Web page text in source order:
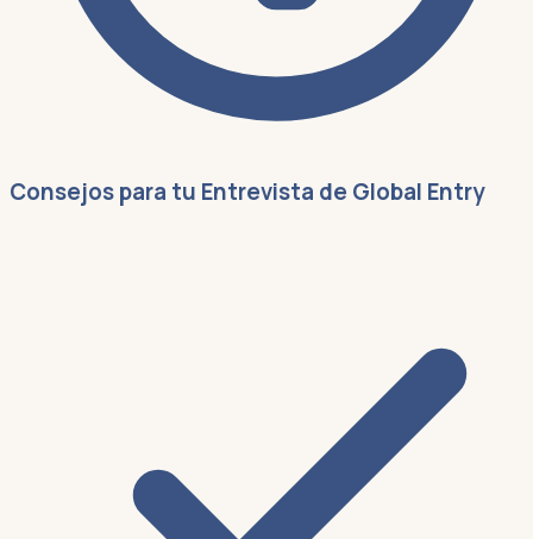
Consejos para tu Entrevista de Global Entry